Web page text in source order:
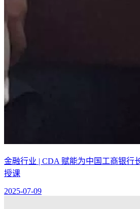
金融行业 | CDA 赋能为中国工商银行
授课
2025-07-09